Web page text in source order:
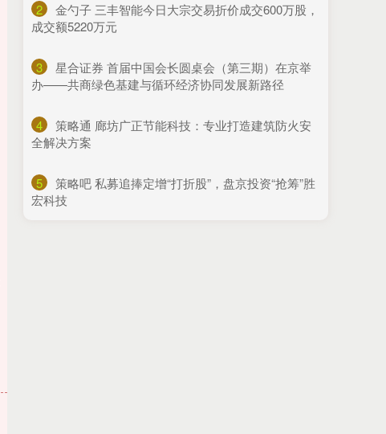
2
​金勺子 三丰智能今日大宗交易折价成交600万股，
成交额5220万元
3
​星合证券 首届中国会长圆桌会（第三期）在京举
办——共商绿色基建与循环经济协同发展新路径
4
​策略通 廊坊广正节能科技：专业打造建筑防火安
全解决方案
5
​策略吧 私募追捧定增“打折股”，盘京投资“抢筹”胜
宏科技